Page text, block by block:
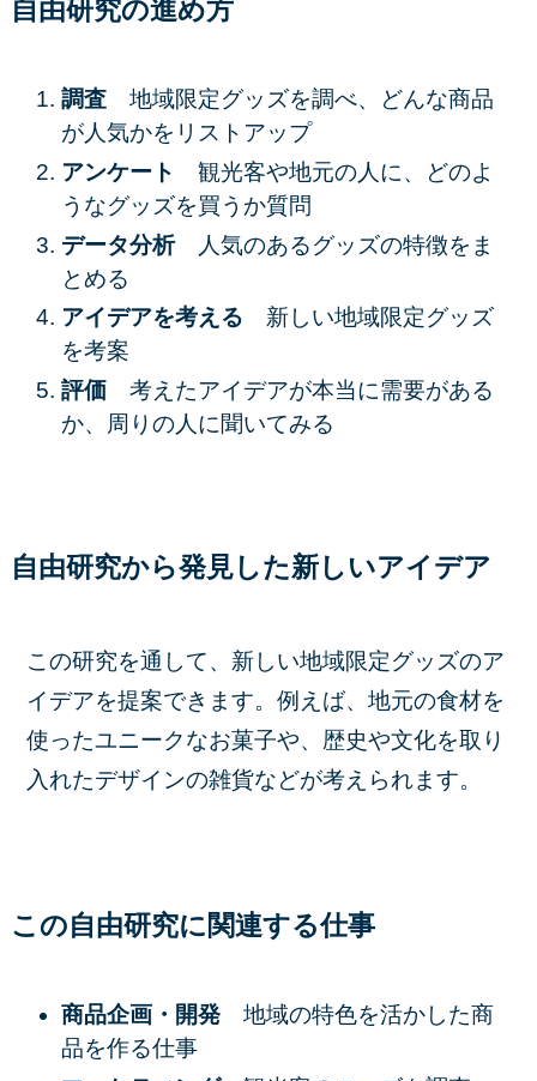
自由研究の進め方
調査 地域限定グッズを調べ、どんな商品
が人気かをリストアップ
アンケート 観光客や地元の人に、どのよ
うなグッズを買うか質問
データ分析
人気のあるグッズの特徴をま
とめる
アイデアを考える 新しい地域限定グッズ
を考案
評価 考えたアイデアが本当に需要がある
か、周りの人に聞いてみる
自由研究から発見した新しいアイデア
この研究を通して、新しい地域限定グッズのア
イデアを提案できます。例えば、地元の食材を
使ったユニークなお菓子や、歴史や文化を取り
入れたデザインの雑貨などが考えられます。
この自由研究に関連する仕事
商品企画・開発 地域の特色を活かした商
品を作る仕事